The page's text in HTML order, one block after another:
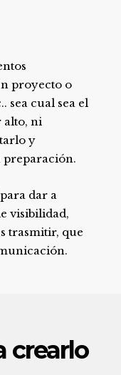
proyecto o
sea cual sea el
alto, ni
y
preparación.
dar a
visibilidad,
trasmitir, que
crearlo